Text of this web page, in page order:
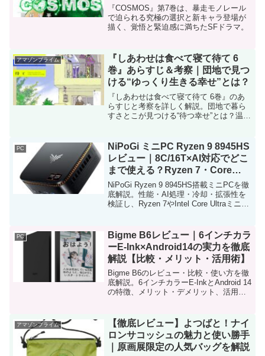
『COSMOS』第7巻は、暴走モノレール
で迫られる究極の選択と新キャラ登場が
描く、覚悟と緊迫感に満ちたSFドラマ。
アマゾンプライム
『しあわせは食べて寝て待て 6
巻』あらすじ＆考察｜団地で見つ
ける“ゆっくり生きる幸せ”とは？
『しあわせは食べて寝て待て 6巻』のあ
らすじと考察を詳しく解説。団地で暮ら
すさとこが見つける“待つ幸せ”とは？温か
PC
NiPoGi ミニPC Ryzen 9 8945HS
レビュー｜8C/16T×AI対応でどこ
まで使える？Ryzen 7・Core
Ultraと徹底比較
NiPoGi Ryzen 9 8945HS搭載ミニPCを徹
底解説。性能・AI処理・冷却・拡張性を
検証し、Ryzen 7やIntel Core Ultraミニ
PC
Bigme B6レビュー｜6インチカラ
ーE-Ink×Android14の実力を徹底
解説【比較・メリット・活用術】
Bigme B6のレビュー・比較・使い方を徹
底解説。6インチカラーE-InkとAndroid 14
の特徴、メリット・デメリット、活用術
アマゾンプライム
【徹底レビュー】よつばと！ナイ
ロンサコッシュの魅力と使い勝手
｜原画展限定の人気バッグを解説